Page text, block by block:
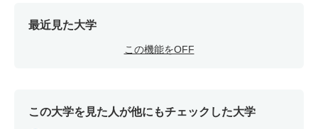
最近見た大学
この機能をOFF
この大学を見た人が他にもチェックした大学